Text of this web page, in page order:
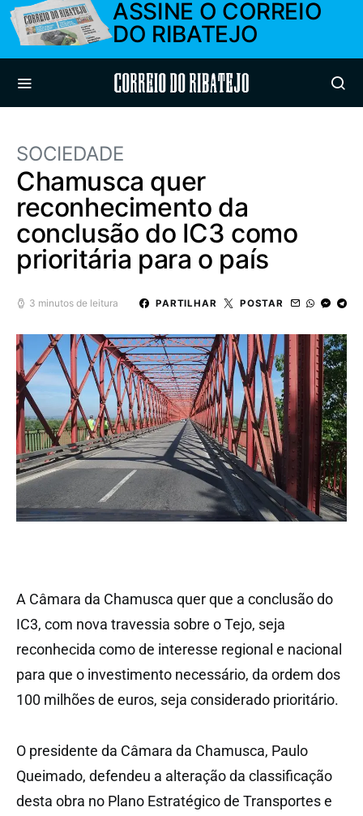
ASSINE O CORREIO
DO RIBATEJO
Correio do Ribatejo
SOCIEDADE
Chamusca quer
reconhecimento da
conclusão do IC3 como
prioritária para o país
3 minutos de leitura PARTILHAR POSTAR
A Câmara da Chamusca quer que a conclusão do
IC3, com nova travessia sobre o Tejo, seja
reconhecida como de interesse regional e nacional
para que o investimento necessário, da ordem dos
100 milhões de euros, seja considerado prioritário.
O presidente da Câmara da Chamusca, Paulo
Queimado, defendeu a alteração da classificação
desta obra no Plano Estratégico de Transportes e